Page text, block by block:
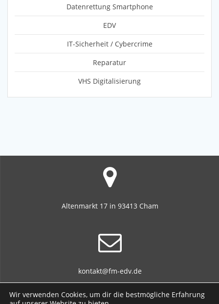
Datenrettung Smartphone
EDV
IT-Sicherheit / Cybercrime
Reparatur
VHS Digitalisierung
Altenmarkt 17 in 93413 Cham
kontakt@fm-edv.de
Wir verwenden Cookies, um dir die bestmögliche Erfahrung